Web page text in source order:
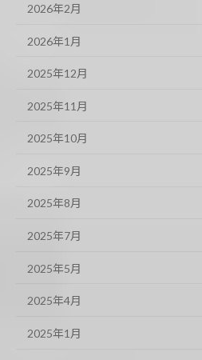
2026年2月
2026年1月
2025年12月
2025年11月
2025年10月
2025年9月
2025年8月
2025年7月
2025年5月
2025年4月
2025年1月